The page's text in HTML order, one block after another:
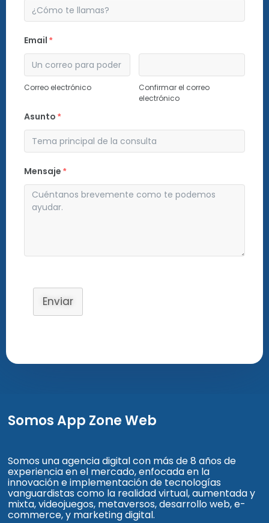
Email *
Correo electrónico
Confirmar el correo
electrónico
Asunto *
Mensaje *
Enviar
Somos App Zone Web
Somos una agencia digital con más de 8 años de
experiencia en el mercado, enfocada en la
innovación e implementación de tecnologías
vanguardistas como la realidad virtual, aumentada y
mixta, videojuegos, metaversos, desarrollo web, e-
commerce, y marketing digital.